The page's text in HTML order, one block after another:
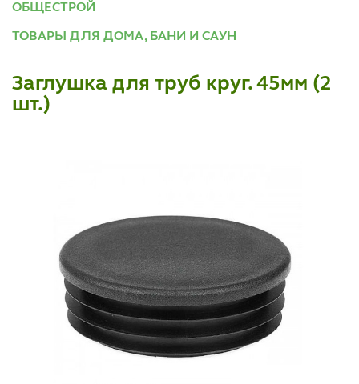
ОБЩЕСТРОЙ
ТОВАРЫ ДЛЯ ДОМА, БАНИ И САУН
Заглушка для труб круг. 45мм (2
шт.)